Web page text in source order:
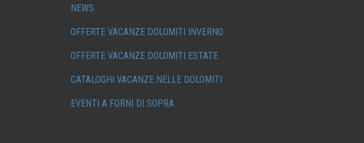
NEWS
OFFERTE VACANZE DOLOMITI INVERNO
OFFERTE VACANZE DOLOMITI ESTATE
CATALOGHI VACANZE NELLE DOLOMITI
EVENTI A FORNI DI SOPRA